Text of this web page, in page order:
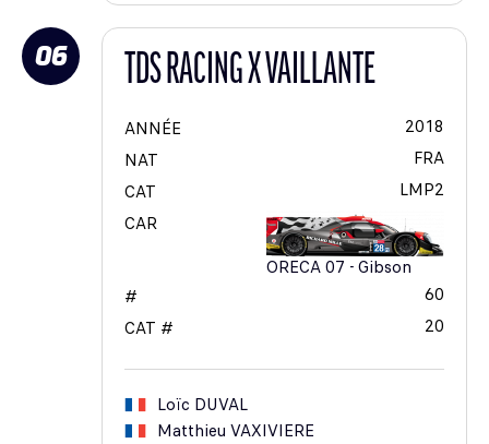
06 TDS RACING X VAILLANTE
ANNÉE
2018
NAT
FRA
CAT
LMP2
CAR
ORECA 07 - Gibson
#
60
CAT #
20
Loïc DUVAL
Matthieu VAXIVIERE